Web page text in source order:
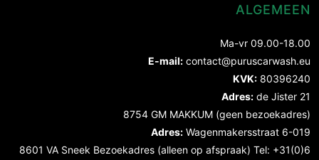
ALGEMEEN
Ma-vr 09.00-18.00
E-mail: contact@puruscarwash.eu
KVK: 80396240
Adres: de Jister 21
8754 GM MAKKUM (geen bezoekadres)
Adres: Wagenmakersstraat 6-019
8601 VA Sneek Bezoekadres (alleen op afspraak) Tel: +31(0)6